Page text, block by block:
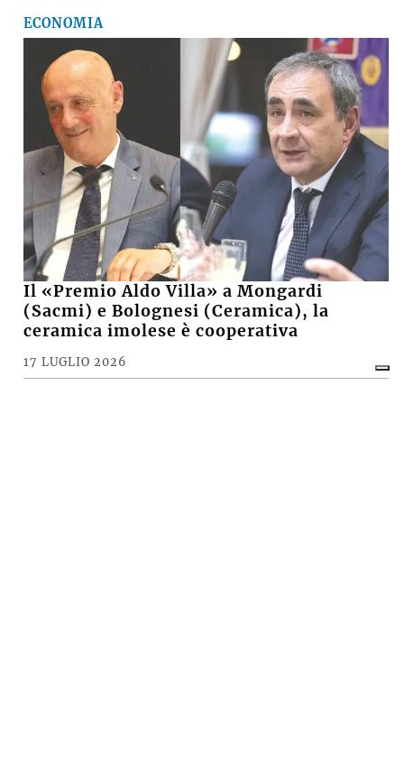
ECONOMIA
Il «Premio Aldo Villa» a Mongardi
(Sacmi) e Bolognesi (Ceramica), la
ceramica imolese è cooperativa
17 LUGLIO 2026